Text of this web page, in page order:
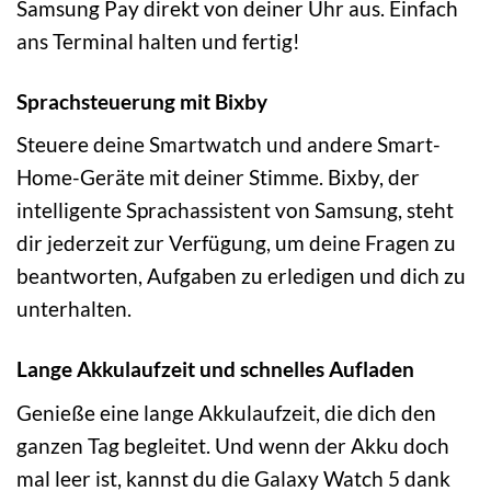
Samsung Pay direkt von deiner Uhr aus. Einfach
ans Terminal halten und fertig!
Sprachsteuerung mit Bixby
Steuere deine Smartwatch und andere Smart-
Home-Geräte mit deiner Stimme. Bixby, der
intelligente Sprachassistent von Samsung, steht
dir jederzeit zur Verfügung, um deine Fragen zu
beantworten, Aufgaben zu erledigen und dich zu
unterhalten.
Lange Akkulaufzeit und schnelles Aufladen
Genieße eine lange Akkulaufzeit, die dich den
ganzen Tag begleitet. Und wenn der Akku doch
mal leer ist, kannst du die Galaxy Watch 5 dank